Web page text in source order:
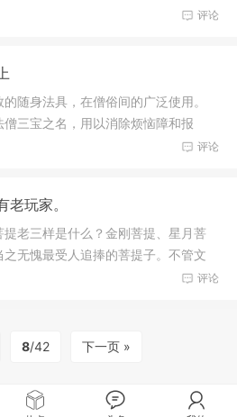
评论
随身法具，在僧俗间的广泛使用。
三宝之名，用以消除烦恼障和报
评论
玩家。
老三样是什么？金刚菩提、星月菩
无愧最受人追捧的菩提子。不管文
评论
8/42 下一页 »